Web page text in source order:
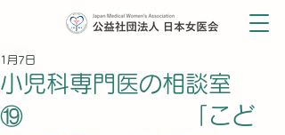
小児科専門医の相談室
⑲ 「こど
1月7日